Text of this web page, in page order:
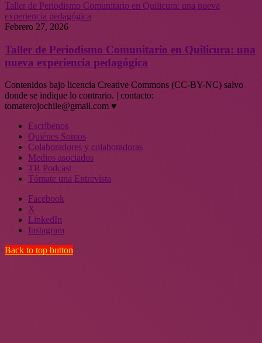
Taller de Periodismo Comunitario en Quilicura: una nueva
experiencia pedagógica
Febrero 27, 2026
Taller de Periodismo Comunitario en Quilicura: una
nueva experiencia pedagógica
Contenidos bajo licencia Creative Commons (CC-BY-NC) salvo
donde se indique lo contrario. | contacto:
tomaterojochile@gmail.com ♥
Escríbenos
Quiénes Somos
Colaboradores y colaboradoras
Medios asociados
TR Podcast
Tómate una Entrevista
Facebook
X
LinkedIn
Instagram
Back to top button